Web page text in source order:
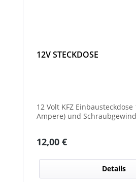
12V STECKDOSE
12 Volt KFZ Einbausteckdose
Ampere) und
Regulärer Preis:
12,00 €
Details